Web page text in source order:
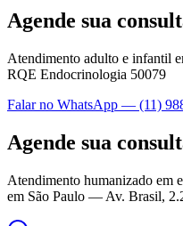
Agende sua
Atendimento adulto e infantil
RQE Endocrinologia 50079
Falar no WhatsApp — (11)
Agende sua
Atendimento humanizado em
em São Paulo — Av. Brasil,